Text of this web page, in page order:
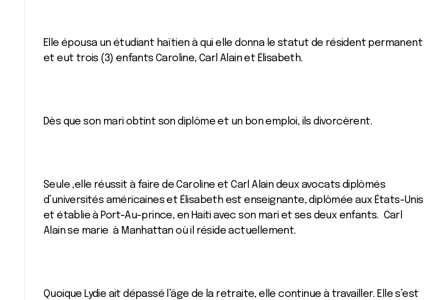
Elle épousa un étudiant haïtien à qui elle donna le statut de résident permanent
et eut trois (3) enfants Caroline, Carl Alain et Élisabeth.
Dès que son mari obtint son diplôme et un bon emploi, ils divorcèrent.
Seule ,elle réussit à faire de Caroline et Carl Alain deux avocats diplômés
d’universités américaines et Élisabeth est enseignante, diplômée aux États-Unis
et établie à Port-Au-prince, en Haiti avec son mari et ses deux enfants. Carl
Alain se marie à Manhattan où il réside actuellement.
Quoique Lydie ait dépassé l’âge de la retraite, elle continue à travailler. Elle s’est